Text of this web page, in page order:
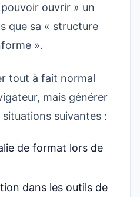
ouvrir » un
que sa « structure
».
tout à fait normal
mais générer
suivantes :
de format lors de
dans les outils de